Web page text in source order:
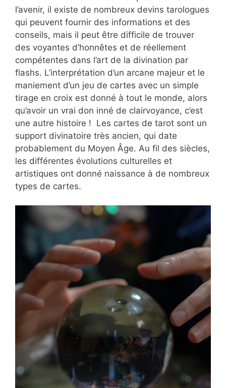
l’avenir, il existe de nombreux devins tarologues
qui peuvent fournir des informations et des
conseils, mais il peut être difficile de trouver
des voyantes d’honnêtes et de réellement
compétentes dans l’art de la divination par
flashs. L’interprétation d’un arcane majeur et le
maniement d’un jeu de cartes avec un simple
tirage en croix est donné à tout le monde, alors
qu’avoir un vrai don inné de clairvoyance, c’est
une autre histoire ! Les cartes de tarot sont un
support divinatoire très ancien, qui date
probablement du Moyen Âge. Au fil des siècles,
les différentes évolutions culturelles et
artistiques ont donné naissance à de nombreux
types de cartes.